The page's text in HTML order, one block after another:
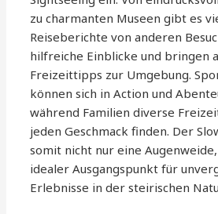
zu charmanten Museen gibt es
Reiseberichte von anderen
hilfreiche Einblicke und bringen
Freizeittipps zur Umgebung.
können sich in Action und
während Familien diverse
jeden Geschmack finden. Der
somit nicht nur eine
idealer Ausgangspunkt für
Erlebnisse in der steirischen